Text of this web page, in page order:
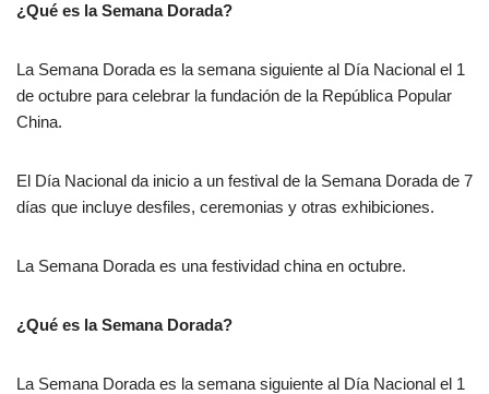
¿Qué es la Semana Dorada?
La Semana Dorada es la semana siguiente al Día Nacional el 1
de octubre para celebrar la fundación de la República Popular
China.
El Día Nacional da inicio a un festival de la Semana Dorada de 7
días que incluye desfiles, ceremonias y otras exhibiciones.
La Semana Dorada es una festividad china en octubre.
¿Qué es la Semana Dorada?
La Semana Dorada es la semana siguiente al Día Nacional el 1